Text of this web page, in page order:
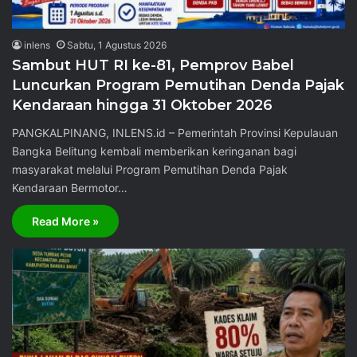
inlens Sabtu, 1 Agustus 2026
Sambut HUT RI ke-81, Pemprov Babel
Luncurkan Program Pemutihan Denda Pajak
Kendaraan hingga 31 Oktober 2026
PANGKALPINANG, INLENS.id – Pemerintah Provinsi Kepulauan
Bangka Belitung kembali memberikan keringanan bagi
masyarakat melalui Program Pemutihan Denda Pajak
Kendaraan Bermotor…
Read More »